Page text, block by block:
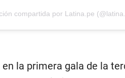
compartida por Latina.pe
la primera gala de la